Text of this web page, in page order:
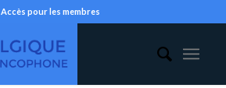
Accès pour les membres